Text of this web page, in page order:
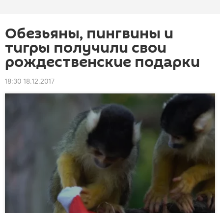
Обезьяны, пингвины и
тигры получили свои
рождественские подарки
18:30 18.12.2017